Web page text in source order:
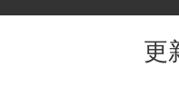
更